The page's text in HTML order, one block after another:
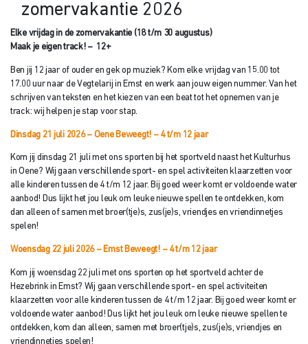
zomervakantie 2026
Elke vrijdag in de zomervakantie (18 t/m 30 augustus)
Maak je eigen track! – 12+
Ben jij 12 jaar of ouder en gek op muziek? Kom elke vrijdag van 15.00 tot
17.00 uur naar de Vegtelarij in Emst en werk aan jouw eigen nummer. Van het
schrijven van teksten en het kiezen van een beat tot het opnemen van je
track: wij helpen je stap voor stap.
Dinsdag 21 juli 2026 – Oene Beweegt! – 4 t/m 12 jaar
Kom jij dinsdag 21 juli met ons sporten bij het sportveld naast het Kulturhus
in Oene? Wij gaan verschillende sport- en spel activiteiten klaarzetten voor
alle kinderen tussen de 4 t/m 12 jaar. Bij goed weer komt er voldoende water
aanbod! Dus lijkt het jou leuk om leuke nieuwe spellen te ontdekken, kom
dan alleen of samen met broer(tje)s, zus(je)s, vriendjes en vriendinnetjes
spelen!
Woensdag 22 juli 2026 – Emst Beweegt!– 4 t/m 12 jaar
Kom jij woensdag 22 juli met ons sporten op het sportveld achter de
Hezebrink in Emst? Wij gaan verschillende sport- en spel activiteiten
klaarzetten voor alle kinderen tussen de 4 t/m 12 jaar. Bij goed weer komt er
voldoende water aanbod! Dus lijkt het jou leuk om leuke nieuwe spellen te
ontdekken, kom dan alleen, samen met broer(tje)s, zus(je)s, vriendjes en
vriendinnetjes spelen!